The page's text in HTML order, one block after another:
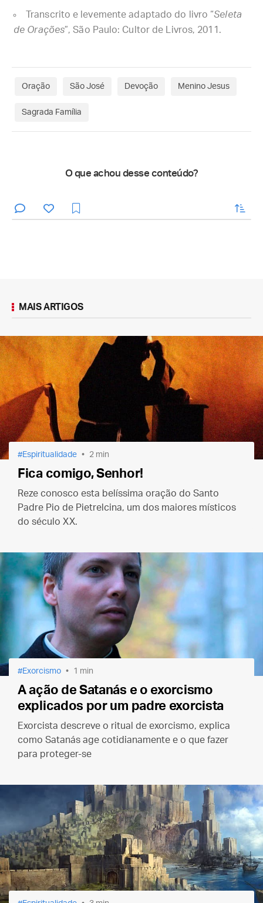
Transcrito e levemente adaptado do livro “Seleta
de Orações”, São Paulo: Cultor de Livros, 2011.
Oração São José Devoção Menino Jesus
Sagrada Família
O que achou desse conteúdo?
enviar
MAIS ARTIGOS
Espiritualidade 2 min
Fica comigo, Senhor!
Reze conosco esta belíssima oração do Santo
Padre Pio de Pietrelcina, um dos maiores místicos
do século XX.
Exorcismo 1 min
A ação de Satanás e o exorcismo
explicados por um padre exorcista
Exorcista descreve o ritual de exorcismo, explica
como Satanás age cotidianamente e o que fazer
para proteger-se